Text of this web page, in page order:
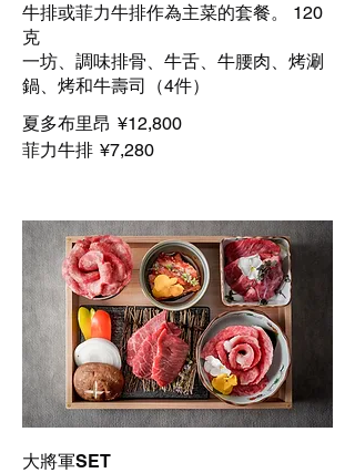
牛排或菲力牛排作為主菜的套餐。 120
克
一坊、調味排骨、牛舌、牛腰肉、烤涮
鍋、烤和牛壽司（4件）
夏多布里昂 ¥12,800
菲力牛排 ¥7,280
大將軍SET